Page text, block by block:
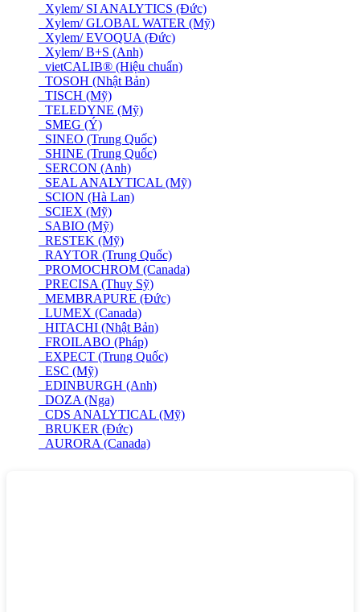
Xylem/ SI ANALYTICS (Đức)
Xylem/ GLOBAL WATER (Mỹ)
Xylem/ EVOQUA (Đức)
Xylem/ B+S (Anh)
vietCALIB® (Hiệu chuẩn)
TOSOH (Nhật Bản)
TISCH (Mỹ)
TELEDYNE (Mỹ)
SMEG (Ý)
SINEO (Trung Quốc)
SHINE (Trung Quốc)
SERCON (Anh)
SEAL ANALYTICAL (Mỹ)
SCION (Hà Lan)
SCIEX (Mỹ)
SABIO (Mỹ)
RESTEK (Mỹ)
RAYTOR (Trung Quốc)
PROMOCHROM (Canada)
PRECISA (Thuỵ Sỹ)
MEMBRAPURE (Đức)
LUMEX (Canada)
HITACHI (Nhật Bản)
FROILABO (Pháp)
EXPECT (Trung Quốc)
ESC (Mỹ)
EDINBURGH (Anh)
DOZA (Nga)
CDS ANALYTICAL (Mỹ)
BRUKER (Đức)
AURORA (Canada)